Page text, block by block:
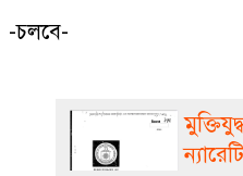
-চলবে-